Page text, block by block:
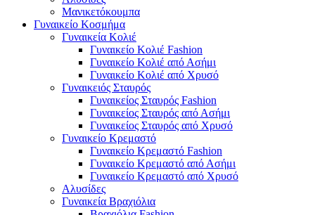
Μανικετόκουμπα
Γυναικείο Κοσμήμα
Γυναικεία Κολιέ
Γυναικείο Κολιέ Fashion
Γυναικείο Κολιέ από Ασήμι
Γυναικείο Κολιέ από Χρυσό
Γυναικειός Σταυρός
Γυναικείος Σταυρός Fashion
Γυναικείος Σταυρός από Ασήμι
Γυναικείος Σταυρός από Χρυσό
Γυναικείο Κρεμαστό
Γυναικείο Κρεμαστό Fashion
Γυναικείο Κρεμαστό από Ασήμι
Γυναικείο Κρεμαστό από Χρυσό
Αλυσίδες
Γυναικεία Βραχιόλια